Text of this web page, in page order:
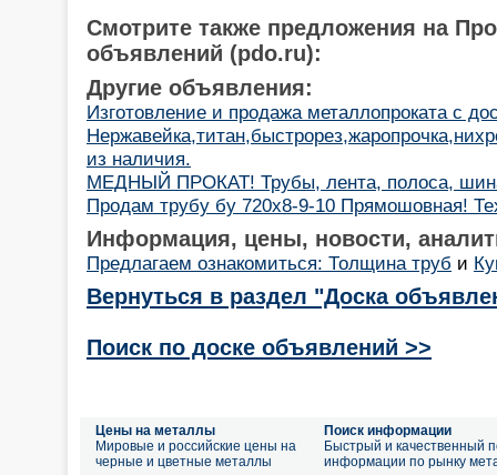
Смотрите также предложения на
объявлений (pdo.ru):
Другие объявления:
Изготовление и продажа металлопроката с
из наличия.
МЕДНЫЙ ПРОКАТ! Трубы, лента, полоса,
Продам трубу бу 720х8-9-10 Прямошовная!
Информация, цены, новости,
Предлагаем ознакомиться: Толщина труб и
Вернуться в раздел "Доска
Поиск по доске объявлений >>
Цены на металлы
Мировые и российские цены на
черные и цветные металлы
Поиск информации
Быстрый и качественный
информации по рынку